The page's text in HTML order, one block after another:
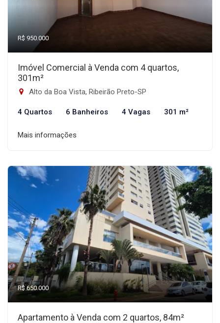
R$ 950.000
Imóvel Comercial à Venda com 4 quartos,
301m²
Alto da Boa Vista, Ribeirão Preto-SP
4 Quartos 6 Banheiros 4 Vagas 301 m²
Mais informações
R$ 650.000
Apartamento à Venda com 2 quartos, 84m²